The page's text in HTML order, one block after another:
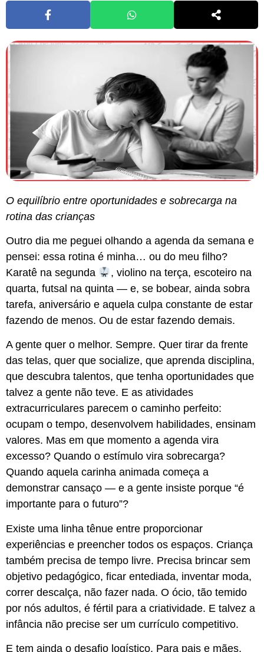
O equilíbrio entre oportunidades e sobrecarga na
rotina das crianças
Outro dia me peguei olhando a agenda da semana e
pensei: essa rotina é minha… ou do meu filho?
Karatê na segunda
, violino na terça, escoteiro na
quarta, futsal na quinta — e, se bobear, ainda sobra
tarefa, aniversário e aquela culpa constante de estar
fazendo de menos. Ou de estar fazendo demais.
A gente quer o melhor. Sempre. Quer tirar da frente
das telas, quer que socialize, que aprenda disciplina,
que descubra talentos, que tenha oportunidades que
talvez a gente não teve. E as atividades
extracurriculares parecem o caminho perfeito:
ocupam o tempo, desenvolvem habilidades, ensinam
valores. Mas em que momento a agenda vira
excesso? Quando o estímulo vira sobrecarga?
Quando aquela carinha animada começa a
demonstrar cansaço — e a gente insiste porque “é
importante para o futuro”?
Existe uma linha tênue entre proporcionar
experiências e preencher todos os espaços. Criança
também precisa de tempo livre. Precisa brincar sem
objetivo pedagógico, ficar entediada, inventar moda,
correr descalça, não fazer nada. O ócio, tão temido
por nós adultos, é fértil para a criatividade. E talvez a
infância não precise ser um currículo competitivo.
E tem ainda o desafio logístico. Para pais e mães,